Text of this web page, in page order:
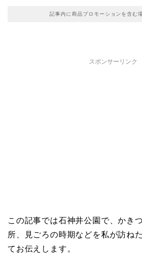
記事内に商品プロモーションを含む
スポンサーリンク
この記事では石神井公園で、かき
所、見ごろの時期などを私が訪ね
てお伝えします。